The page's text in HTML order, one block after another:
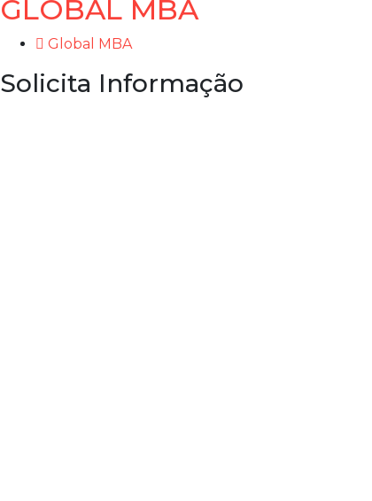
GLOBAL MBA
Global MBA
Solicita Informação